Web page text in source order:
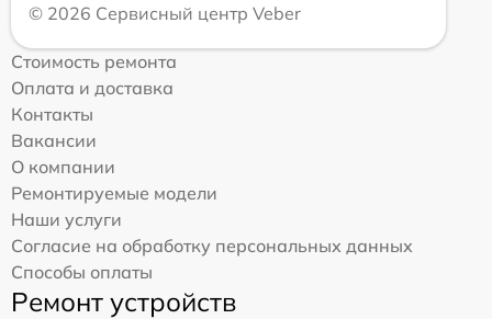
© 2026 Сервисный центр Veber
Стоимость ремонта
Оплата и доставка
Контакты
Вакансии
О компании
Ремонтируемые модели
Наши услуги
Согласие на обработку персональных данных
Способы оплаты
Ремонт устройств